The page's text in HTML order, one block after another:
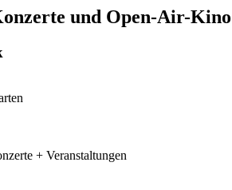
und Open-Air-
+ Veranstaltungen